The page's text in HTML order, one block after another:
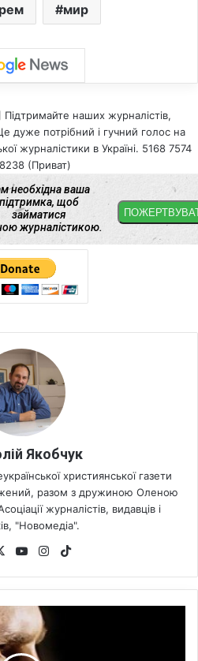
мир
наших журналістів,
дуже потрібний і гучний голос на
журналістики в Україні. 5168 7574
(Приват)
Якобчук
християнської газети
разом з дружиною Оленою
журналістів, видавців і
"Новомедіа".
X
Yo
ub
e
Ins
ra
m
k